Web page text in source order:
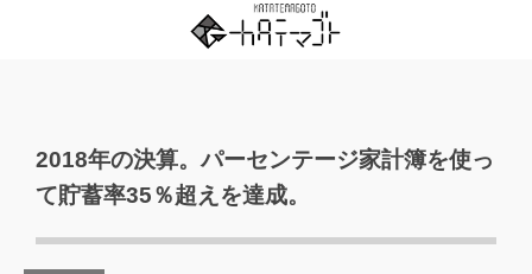
2018年の決算。パーセンテージ家計簿を使っ
て貯蓄率35％超えを達成。